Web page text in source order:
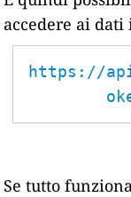
accedere ai
https://
Se tutto